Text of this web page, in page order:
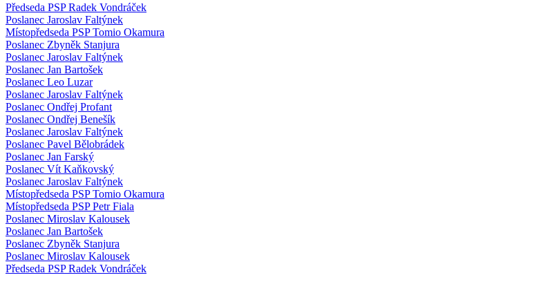
Předseda PSP Radek Vondráček
Poslanec Jaroslav Faltýnek
Místopředseda PSP Tomio Okamura
Poslanec Zbyněk Stanjura
Poslanec Jaroslav Faltýnek
Poslanec Jan Bartošek
Poslanec Leo Luzar
Poslanec Jaroslav Faltýnek
Poslanec Ondřej Profant
Poslanec Ondřej Benešík
Poslanec Jaroslav Faltýnek
Poslanec Pavel Bělobrádek
Poslanec Jan Farský
Poslanec Vít Kaňkovský
Poslanec Jaroslav Faltýnek
Místopředseda PSP Tomio Okamura
Místopředseda PSP Petr Fiala
Poslanec Miroslav Kalousek
Poslanec Jan Bartošek
Poslanec Zbyněk Stanjura
Poslanec Miroslav Kalousek
Předseda PSP Radek Vondráček